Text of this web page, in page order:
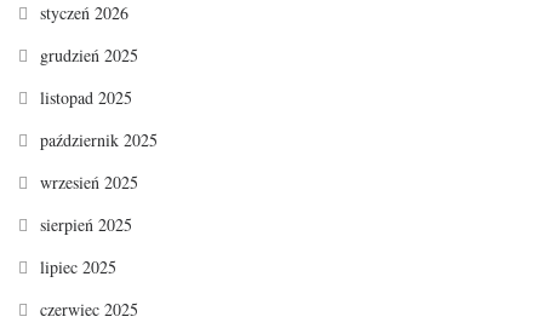
styczeń 2026
grudzień 2025
listopad 2025
październik 2025
wrzesień 2025
sierpień 2025
lipiec 2025
czerwiec 2025